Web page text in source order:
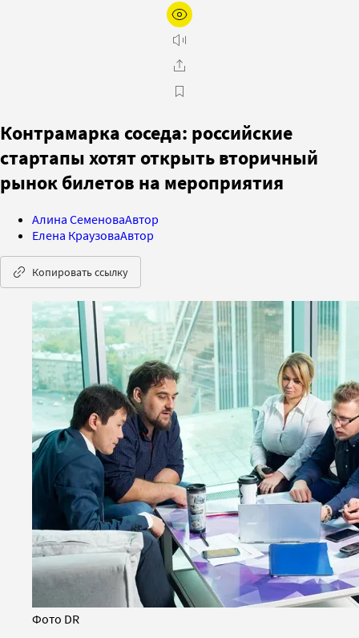
Контрамарка соседа: российские
стартапы хотят открыть вторичный
рынок билетов на мероприятия
Алина СеменоваАвтор
Елена КраузоваАвтор
Копировать ссылку
Фото DR